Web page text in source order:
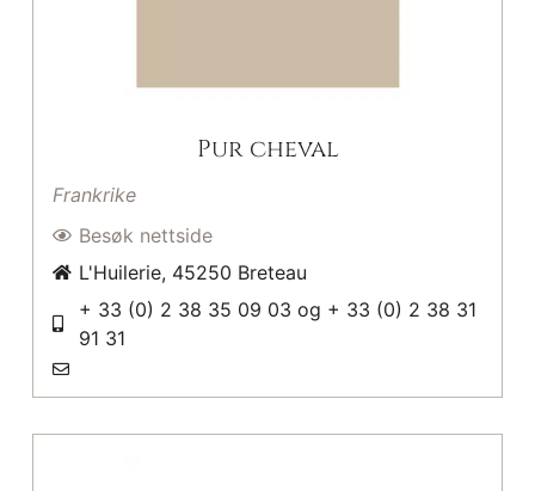
Pur cheval
Frankrike
Besøk nettside
L'Huilerie, 45250 Breteau
+ 33 (0) 2 38 35 09 03 og + 33 (0) 2 38 31
91 31